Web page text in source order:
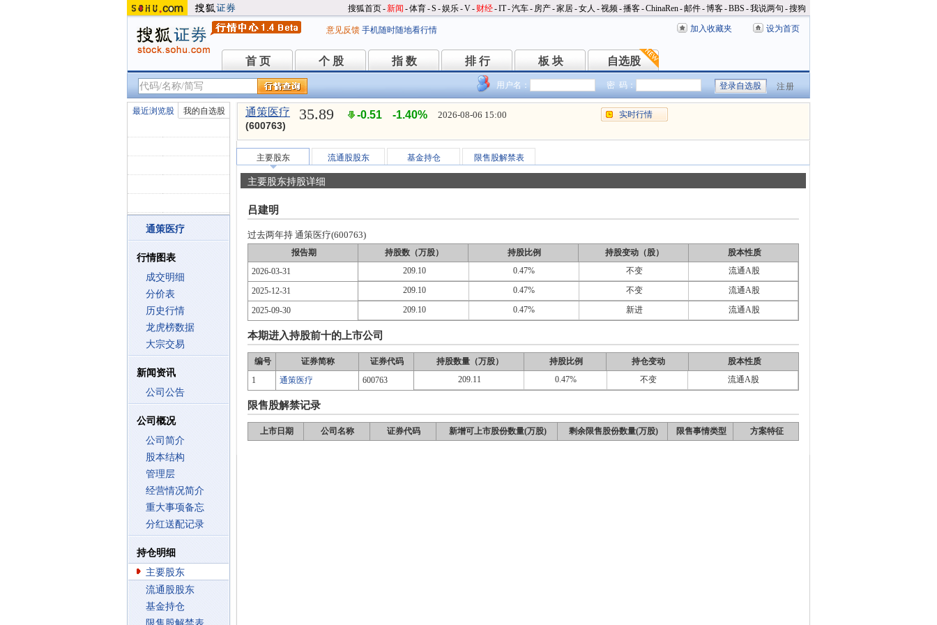
搜狐首页-新闻 -体育-S -娱乐-V- 财经-IT-汽车- 房产-家居-女人 -视频-播客-ChinaRen-邮件-博客-BBS -我说两句 -搜狗
意见反馈 手机随时随地看行情 加入收藏夹 设为首页
首 页
首 页 个 股
个 股 指 数
指 数 排 行
排 行 板 块
板 块 自选股
自选股
用户名： 密 码： 注册
最近浏览股 我的自选股
通策医疗
行情图表
成交明细
分价表
历史行情
龙虎榜数据
大宗交易
新闻资讯
公司公告
公司概况
公司简介
股本结构
管理层
经营情况简介
重大事项备忘
分红送配记录
持仓明细
主要股东
流通股股东
基金持仓
通策医疗
(600763)
35.89 -0.51 -1.40% 2026-08-06 15:00 实时行情
主要股东 流通股股东 基金持仓 限售股解禁表
主要股东持股详细
吕建明
过去两年持 通策医疗(600763)
报告期 持股数（万股） 持股比例 持股变动（股）
股本性质
2026-03-31
209.10 0.47% 不变 流通A股
2025-12-31 209.10 0.47% 不变 流通A股
2025-09-30 209.10 0.47% 新进 流通A股
本期进入持股前十的上市公司
编号 证券简称 证券代码 持股数量（万股） 持股比例 持仓变动
股本性质
1
通策医疗 600763 209.11 0.47% 不变 流通A股
限售股解禁记录
上市日期 公司名称 证券代码 新增可上市股份数量(万股) 剩余限售股份数量(万股) 限售事情类型 方案特征